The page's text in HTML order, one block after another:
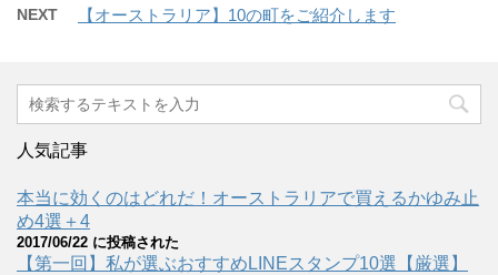
NEXT 【オーストラリア】10の町をご紹介します
人気記事
本当に効くのはどれだ！オーストラリアで買えるかゆみ止
め4選＋4
2017/06/22 に投稿された
【第一回】私が選ぶおすすめLINEスタンプ10選【厳選】